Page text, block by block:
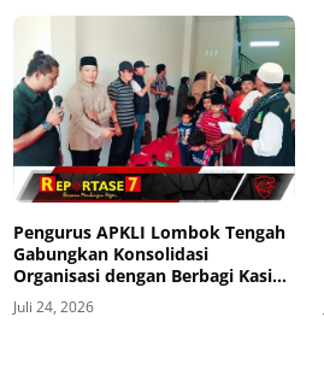
Pengurus APKLI Lombok Tengah
Gabungkan Konsolidasi
Organisasi dengan Berbagi Kasih
ke Anak Yatim
Juli 24, 2026